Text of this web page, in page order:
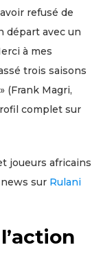
refusé de
départ avec un
à mes
trois saisons
(Frank Magri,
complet sur
joueurs africains
sur Rulani